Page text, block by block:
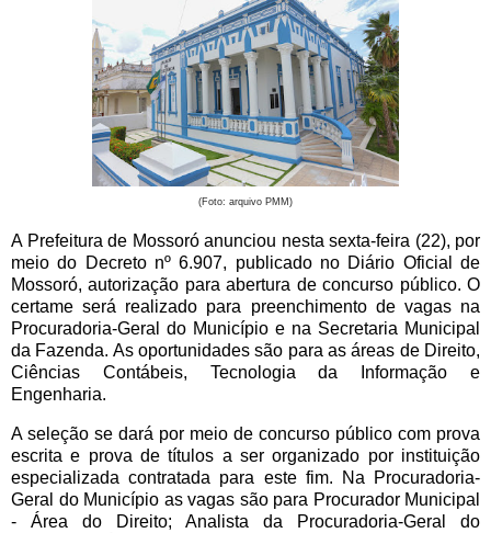
(Foto: arquivo PMM)
A Prefeitura de Mossoró anunciou nesta sexta-feira (22), por
meio do Decreto nº 6.907, publicado no Diário Oficial de
Mossoró, autorização para abertura de concurso público. O
certame será realizado para preenchimento de vagas na
Procuradoria-Geral do Município e na Secretaria Municipal
da Fazenda. As oportunidades são para as áreas de Direito,
Ciências Contábeis, Tecnologia da Informação e
Engenharia.
A seleção se dará por meio de concurso público com prova
escrita e prova de títulos a ser organizado por instituição
especializada contratada para este fim. Na Procuradoria-
Geral do Município as vagas são para Procurador Municipal
- Área do Direito; Analista da Procuradoria-Geral do